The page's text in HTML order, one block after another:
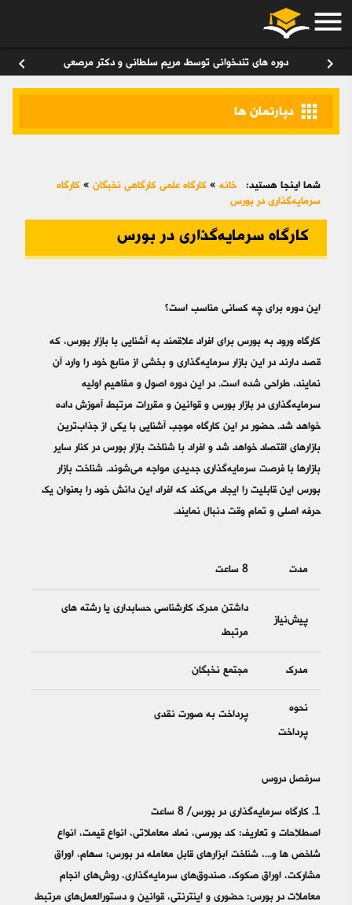
menu
chevron_right دوره های تندخوانی توسط مریم سلطانی و دکتر مرصعی chevron_left
apps دپارتمان ها
شما اینجا هستید: خانه » کارگاه علمی کارگاهی نخبگان » کارگاه
سرمایه‌گذاری در بورس
کارگاه سرمایه‌گذاری در بورس
این دوره برای چه کسانی مناسب است؟
کارگاه ورود به بورس برای افراد علاقمند به آشنایی با بازار بورس، که
قصد دارند در این بازار سرمایه‌گذاری و بخشی از منابع خود را وارد آن
نمایند، طراحی شده است. در این دوره اصول و مفاهیم اولیه
سرمایه‌گذاری در بازار بورس و قوانین و مقررات مرتبط آموزش داده
خواهد شد. حضور در این کارگاه موجب آشنایی با یکی از جذاب‌ترین
بازارهای اقتصاد خواهد شد و افراد با شناخت بازار بورس در کنار سایر
بازارها با فرصت سرمایه‌گذاری جدیدی مواجه می‌شوند. شناخت بازار
بورس این قابلیت را ایجاد می‌کند که افراد این دانش خود را بعنوان یک
حرفه اصلی و تمام وقت دنبال نمایند.
مدت 8 ساعت
پیش‌نیاز
داشتن مدرک کارشناسی حسابداری یا رشته های
مرتبط
مدرک مجتمع نخبگان
نحوه
پرداخت
پرداخت به صورت نقدی
سرفصل دروس
1. کارگاه سرمایه‌گذاری در بورس/ 8 ساعت
اصطلاحات و تعاریف: کد بورسی، نماد معاملاتی، انواع قیمت، انواع
شاخص ها و...، شناخت ابزارهای قابل معامله در بورس: سهام، اوراق
مشارکت، اوراق صکوک، صندوق‌های سرمایه‌گذاری، روش‌های انجام
معاملات در بورس: حضوری و اینترنتی، قوانین و دستورالعمل‌های مرتبط